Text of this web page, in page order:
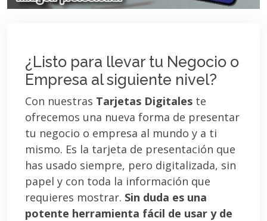
¿Listo para llevar tu Negocio o
Empresa al siguiente nivel?
Con nuestras Tarjetas Digitales te
ofrecemos una nueva forma de presentar
tu negocio o empresa al mundo y a ti
mismo. Es la tarjeta de presentación que
has usado siempre, pero digitalizada, sin
papel y con toda la información que
requieres mostrar. Sin duda es una
potente herramienta fácil de usar y de